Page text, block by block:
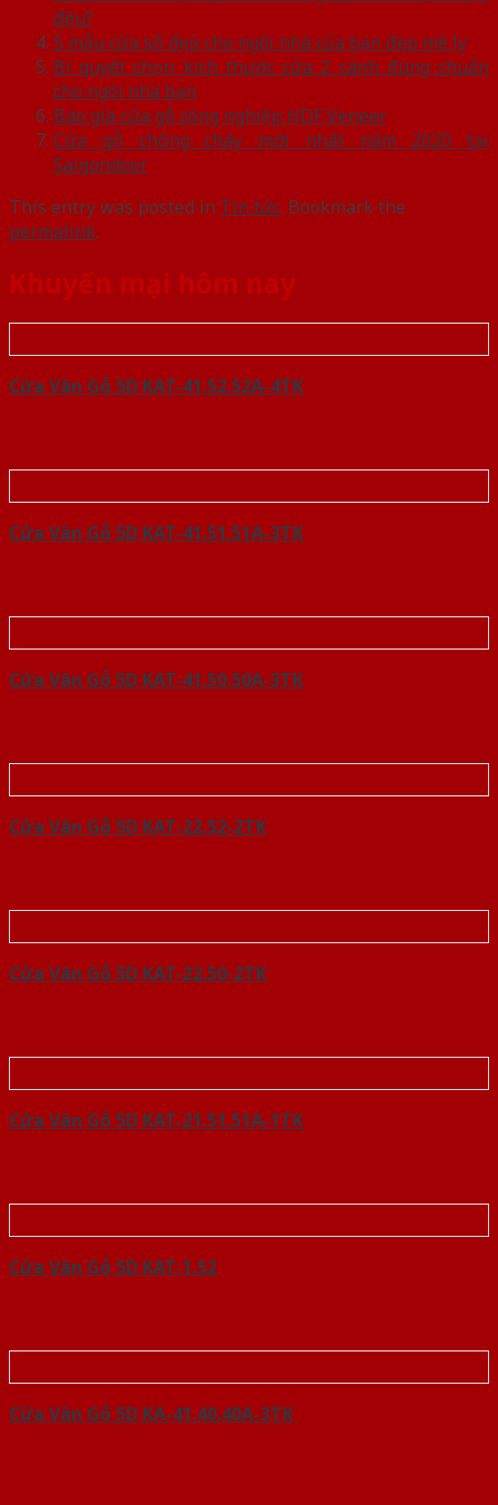
đều?
5 mẫu cửa sổ đẹp cho ngôi nhà của bạn đẹp mê ly
Bí quyết chọn kích thước cửa 2 cánh đúng chuẩn
cho ngôi nhà bạn
Báo giá cửa gỗ công nghiệp HDF Veneer
Cửa gỗ chống cháy mới nhất năm 2020 tại
Saigondoor
This entry was posted in Tin tức. Bookmark the
permalink.
Khuyến mại hôm nay
Cửa Vân Gỗ 5D KAT-41.52.52A-4TK
Cửa Vân Gỗ 5D KAT-41.51.51A-3TK
Cửa Vân Gỗ 5D KAT-41.50.50A-3TK
Cửa Vân Gỗ 5D KAT-22.52-2TK
Cửa Vân Gỗ 5D KAT-22.50-2TK
Cửa Vân Gỗ 5D KAT-21.51.51A-1TK
Cửa Vân Gỗ 5D KAT-1.52
Cửa Vân Gỗ 5D KA-41.40.40A-3TK